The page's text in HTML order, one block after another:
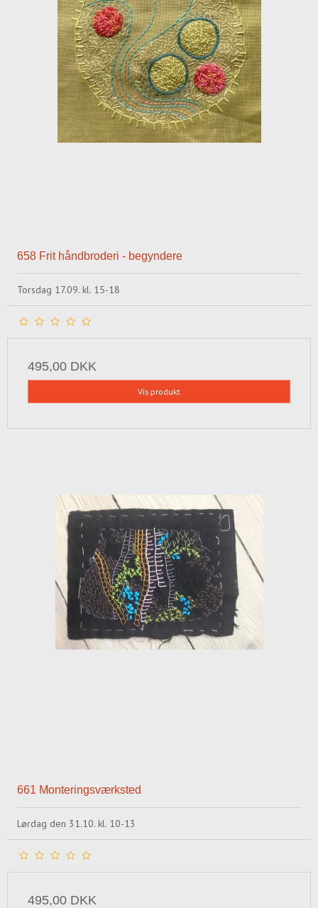
658 Frit håndbroderi - begyndere
Torsdag 17.09. kl. 15-18
495,00 DKK
Vis produkt
661 Monteringsværksted
Lørdag den 31.10. kl. 10-13
495,00 DKK